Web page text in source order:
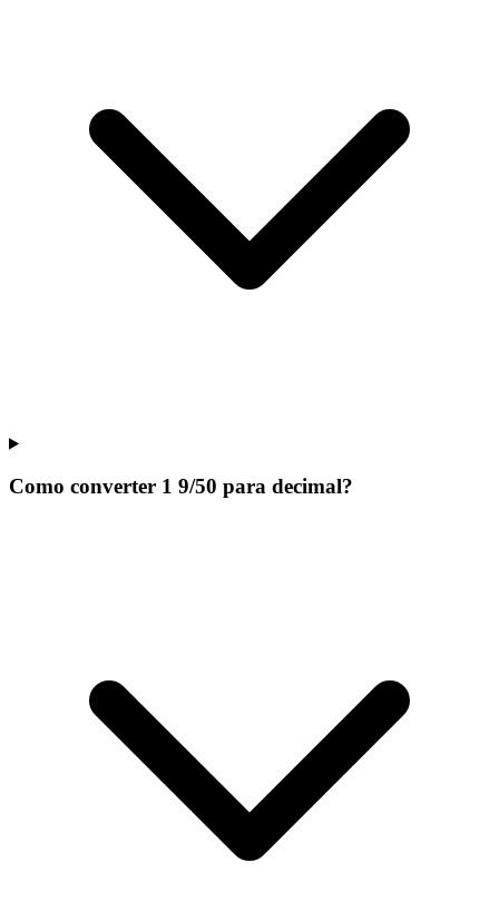
Como converter 1 9/50 para decimal?